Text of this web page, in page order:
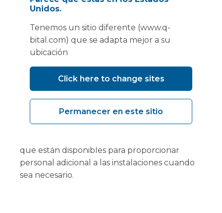
de que experimente un incendio, una
Un equipo dedicado de expertos ayuda en la
gestión del proyecto, el diseño, la
clínicos de cada instalación, desde la
concepción inicial hasta el retiro del sitio. Cada
etapa del proyecto cuenta con el apoyo de
un equipo clínico de médicos del
departamento de operaciones, asistentes de
que están disponibles para proporcionar
personal adicional a las instalaciones cuando
sea necesario.
Unidos.
Tenemos un sitio diferente (www.q-
bital.com) que se adapta mejor a su
ubicación
Click here to change sites
Permanecer en este sitio